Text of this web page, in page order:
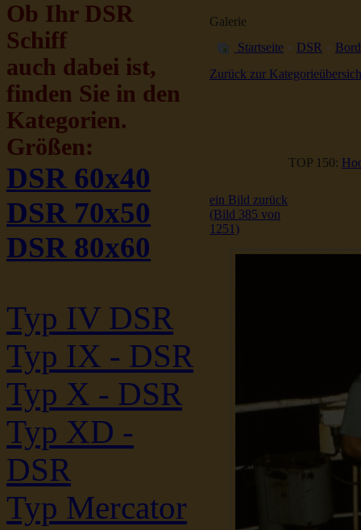
Ob Ihr DSR
Schiff
auch dabei ist,
finden Sie in den
Kategorien.
Größen:
DSR 60x40
DSR 70x50
DSR 80x60
Typ IV DSR
Typ IX - DSR
Typ X - DSR
Typ XD -
DSR
Typ Mercator
Galerie
Startseite » DSR »
Zurück zur
TOP 150:
ein Bild zurück
(Bild 385 von
1251)